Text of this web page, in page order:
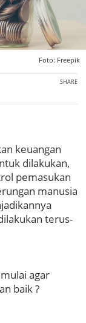
Foto: Freepik
SHARE
keuangan
dilakukan,
pemasukan
manusia
terus-
agar
baik ?